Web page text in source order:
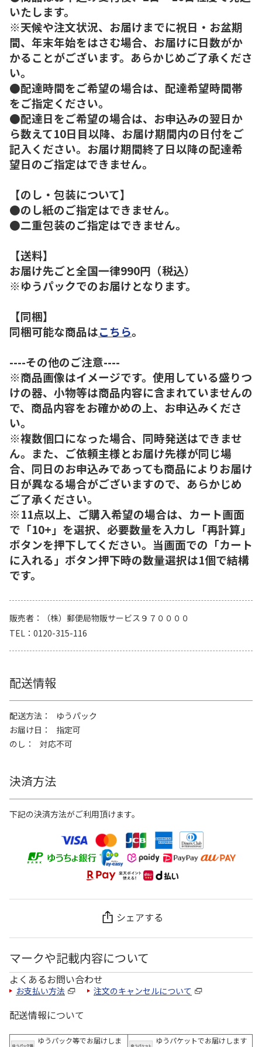
いたします。
※天候や注文状況、お届けまでに祝日・お盆期
間、年末年始をはさむ場合、お届けに日数がか
かることがございます。あらかじめご了承くださ
い。
●配達時間をご希望の場合は、配達希望時間帯
をご指定ください。
●配達日をご希望の場合は、お申込みの翌日か
ら数えて10日目以降、お届け期間内の日付をご
記入ください。お届け期間終了日以降の配達希
望日のご指定はできません。
【のし・包装について】
●のし紙のご指定はできません。
●二重包装のご指定はできません。
【送料】
お届け先ごと全国一律990円（税込）
※ゆうパックでのお届けとなります。
【同梱】
同梱可能な商品はこちら。
----その他のご注意----
※商品画像はイメージです。使用している盛りつ
けの器、小物等は商品内容に含まれていませんの
で、商品内容をお確かめの上、お申込みくださ
い。
※複数個口になった場合、同時発送はできませ
ん。また、ご依頼主様とお届け先様が同じ場
合、同日のお申込みであっても商品によりお届け
日が異なる場合がございますので、あらかじめ
ご了承ください。
※11点以上、ご購入希望の場合は、カート画面
で「10+」を選択、必要数量を入力し「再計算」
ボタンを押下してください。当画面での「カート
に入れる」ボタン押下時の数量選択は1個で結構
です。
販売者
（株）郵便局物販サービス９７００００
TEL
0120-315-116
配送情報
配送方法
ゆうパック
お届け日
指定可
のし
対応不可
決済方法
下記の決済方法がご利用頂けます。
シェアする
マークや記載内容について
よくあるお問い合わせ
お支払い方法 注文のキャンセルについて
配送情報について
ゆうパック等でお届けしま
ゆうパケットでお届けします